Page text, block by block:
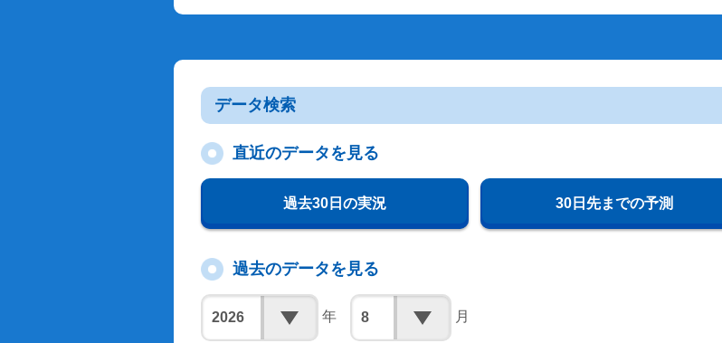
データ検索
直近のデータを見る
過去30日の実況 30日先までの予測
過去のデータを見る
年 月